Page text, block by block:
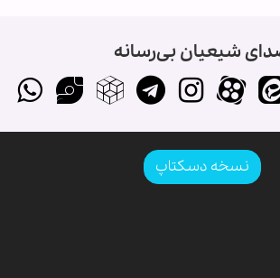
شیعیان بی‌رسانه
نسخه دسکتاپ